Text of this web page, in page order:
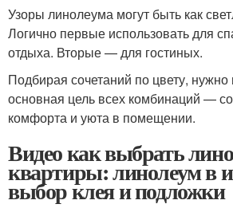
Узоры линолеума могут быть как
Логично первые использовать для
отдыха. Вторые — для гостиных.
Подбирая сочетаний по цвету, нужно
основная цель всех комбинаций —
комфорта и уюта в помещении.
Видео как выбрать
квартиры: линолеум в
выбор клея и подложки